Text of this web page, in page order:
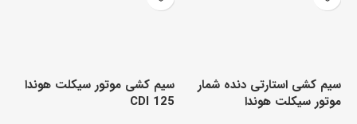
سیم کشی استارتی دنده شمار
موتور سیکلت هوندا
سیم کشی موتور سیکلت هوندا
CDI 125